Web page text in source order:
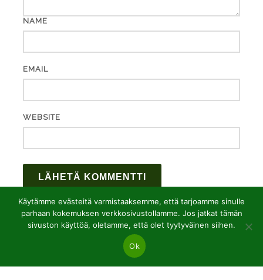
NAME
EMAIL
WEBSITE
Käytämme evästeitä varmistaaksemme, että tarjoamme sinulle
parhaan kokemuksen verkkosivustollamme. Jos jatkat tämän
sivuston käyttöä, oletamme, että olet tyytyväinen siihen.
Ok